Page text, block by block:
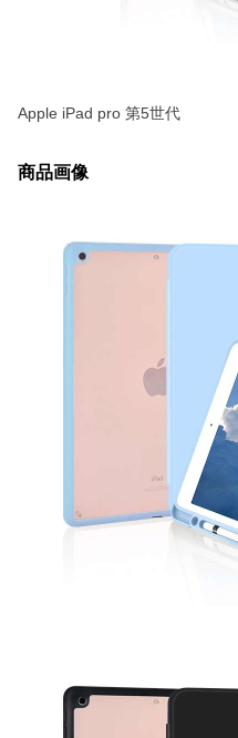
Apple iPad pro 第5世代
商品画像